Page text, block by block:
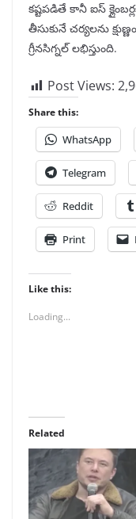
కష్టపడితే కానీ ఐస్
తీసుకునే చర్యలను
గ్రీనసిగ్నల్ లభిస్తుంది.
Post Views:
Share this:
WhatsApp
Telegram
Reddit
Print
Like this:
Loading...
Related